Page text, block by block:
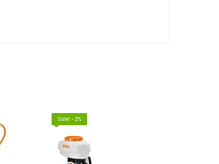
Sale! -2%